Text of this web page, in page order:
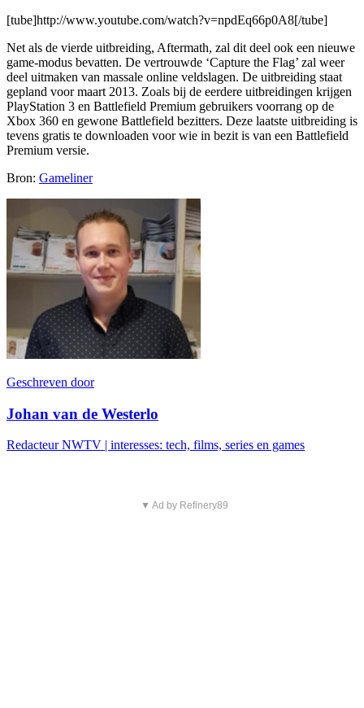
[tube]http://www.youtube.com/watch?v=npdEq66p0A8[/tube]
Net als de vierde uitbreiding, Aftermath, zal dit deel ook een nieuwe
game-modus bevatten. De vertrouwde ‘Capture the Flag’ zal weer
deel uitmaken van massale online veldslagen. De uitbreiding staat
gepland voor maart 2013. Zoals bij de eerdere uitbreidingen krijgen
PlayStation 3 en Battlefield Premium gebruikers voorrang op de
Xbox 360 en gewone Battlefield bezitters. Deze laatste uitbreiding is
tevens gratis te downloaden voor wie in bezit is van een Battlefield
Premium versie.
Bron: Gameliner
Geschreven door
Johan van de Westerlo
Redacteur NWTV | interesses: tech, films, series en games
▼ Ad by Refinery89